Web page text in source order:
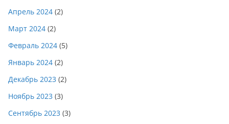
Апрель 2024 (2)
Март 2024 (2)
Февраль 2024 (5)
Январь 2024 (2)
Декабрь 2023 (2)
Ноябрь 2023 (3)
Сентябрь 2023 (3)